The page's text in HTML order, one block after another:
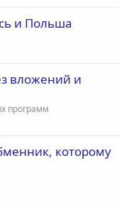
и Польша
вложений и
программ
которому